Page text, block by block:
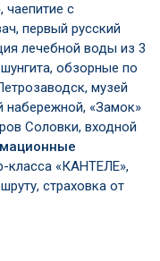
чаепитие с
первый русский
лечебной воды из 3
обзорные по
музей
набережной, «Замок»
Соловки, входной
класса «КАНТЕЛЕ»,
страховка от